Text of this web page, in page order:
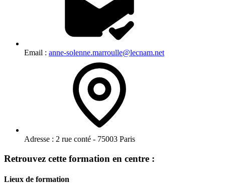
Email : anne-solenne.marroulle@lecnam.net
Adresse : 2 rue conté - 75003 Paris
Retrouvez cette formation en centre :
Lieux de formation